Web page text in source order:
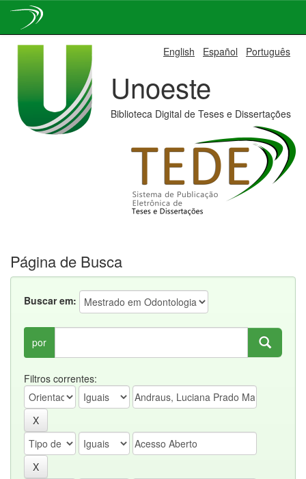
English Español Português
Unoeste
Biblioteca Digital de Teses e Dissertações
Página de Busca
Buscar em:
por
Filtros correntes: